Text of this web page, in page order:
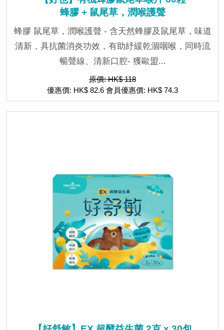
蜂膠 + 鼠尾草，潤喉護聲
蜂膠 鼠尾草，潤喉護聲 - 含天然蜂膠及鼠尾草，味道
清新，具抗菌消炎功效，有助紓緩乾涸咽喉，同時流
暢聲線、清新口腔- 獲歐盟...
原價: HK$ 118
優惠價: HK$ 82.6 會員優惠價: HK$ 74.3